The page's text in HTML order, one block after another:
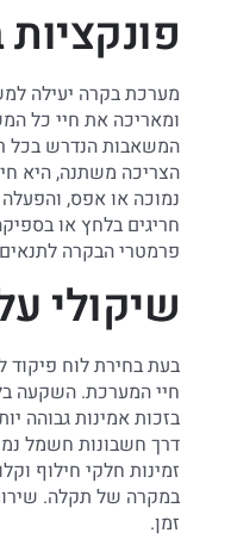
מערכת בקרה יעילה
ומאריכה את חיי כל
המשאבות הנדרש בכל
הצריכה משתנה, היא
נמוכה או אפס, והפעלה
חריגים בלחץ או
פרמטרי הבקרה
שיקולי
בעת בחירת לוח
חיי המערכת. השקעה
בזכות אמינות גבוהה
דרך חשבונות חשמל
זמינות חלקי חילוף
במקרה של תקלה.
זמן.